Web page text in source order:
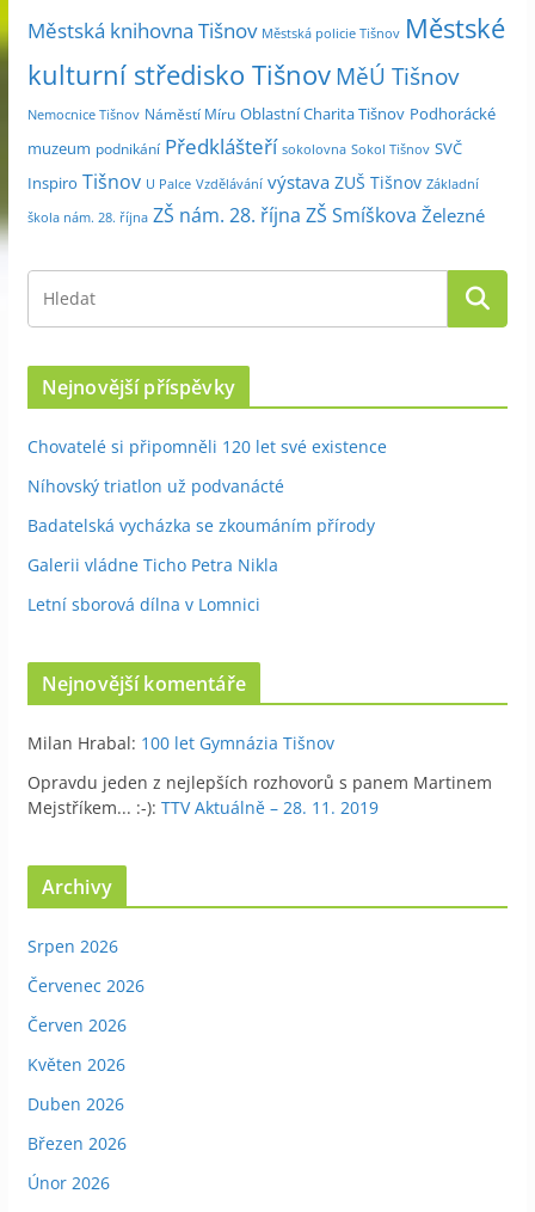
e
Městská knihovna Tišnov Městská policie Tišnov Městské
kulturní středisko Tišnov MěÚ Tišnov
Nemocnice Tišnov Náměstí Míru Oblastní Charita Tišnov Podhorácké
muzeum podnikání Předklášteří sokolovna Sokol Tišnov SVČ
Inspiro Tišnov U Palce Vzdělávání výstava ZUŠ Tišnov Základní
škola nám. 28. října ZŠ nám. 28. října ZŠ Smíškova Železné
Nejnovější příspěvky
Chovatelé si připomněli 120 let své existence
Níhovský triatlon už podvanácté
Badatelská vycházka se zkoumáním přírody
Galerii vládne Ticho Petra Nikla
Letní sborová dílna v Lomnici
Nejnovější komentáře
Milan Hrabal: 100 let Gymnázia Tišnov
Opravdu jeden z nejlepších rozhovorů s panem Martinem
Mejstříkem... :-): TTV Aktuálně – 28. 11. 2019
Archivy
Srpen 2026
Červenec 2026
Červen 2026
Květen 2026
Duben 2026
Březen 2026
Únor 2026